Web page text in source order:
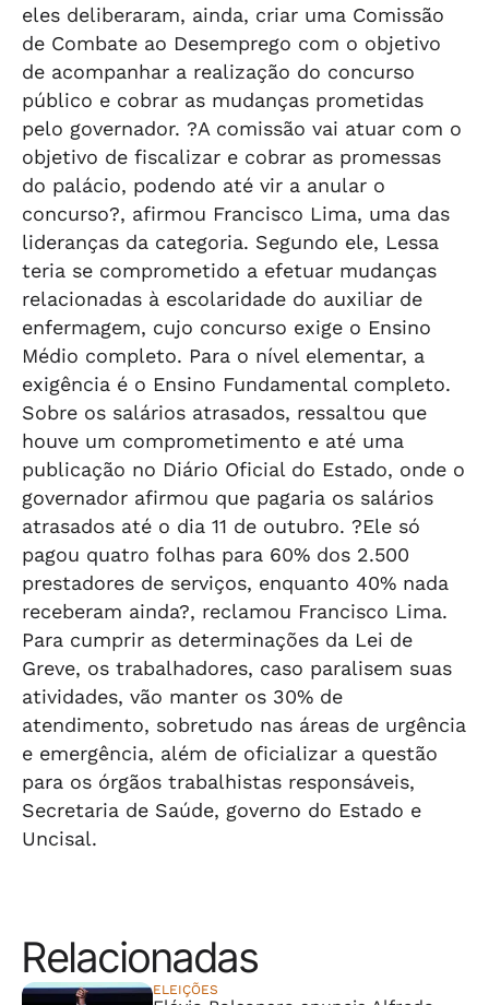
eles deliberaram, ainda, criar uma Comissão
de Combate ao Desemprego com o objetivo
de acompanhar a realização do concurso
público e cobrar as mudanças prometidas
pelo governador. ?A comissão vai atuar com o
objetivo de fiscalizar e cobrar as promessas
do palácio, podendo até vir a anular o
concurso?, afirmou Francisco Lima, uma das
lideranças da categoria. Segundo ele, Lessa
teria se comprometido a efetuar mudanças
relacionadas à escolaridade do auxiliar de
enfermagem, cujo concurso exige o Ensino
Médio completo. Para o nível elementar, a
exigência é o Ensino Fundamental completo.
Sobre os salários atrasados, ressaltou que
houve um comprometimento e até uma
publicação no Diário Oficial do Estado, onde o
governador afirmou que pagaria os salários
atrasados até o dia 11 de outubro. ?Ele só
pagou quatro folhas para 60% dos 2.500
prestadores de serviços, enquanto 40% nada
receberam ainda?, reclamou Francisco Lima.
Para cumprir as determinações da Lei de
Greve, os trabalhadores, caso paralisem suas
atividades, vão manter os 30% de
atendimento, sobretudo nas áreas de urgência
e emergência, além de oficializar a questão
para os órgãos trabalhistas responsáveis,
Secretaria de Saúde, governo do Estado e
Uncisal.
Relacionadas
ELEIÇÕES